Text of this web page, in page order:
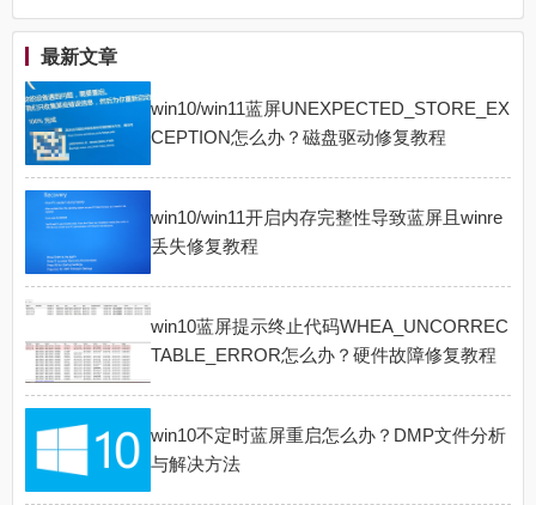
最新文章
win10/win11蓝屏UNEXPECTED_STORE_EX
CEPTION怎么办？磁盘驱动修复教程
win10/win11开启内存完整性导致蓝屏且winre
丢失修复教程
win10蓝屏提示终止代码WHEA_UNCORREC
TABLE_ERROR怎么办？硬件故障修复教程
win10不定时蓝屏重启怎么办？DMP文件分析
与解决方法